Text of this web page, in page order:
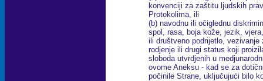
konvenciji za zaštitu ljudskih
Protokolima, ili
(b) navodnu ili očiglednu
spol, rasa, boja kože, jezik,
ili društveno podrijetlo,
rodjenje ili drugi status koji
sloboda utvrdjenih u
ovome Aneksu - kad se za
počinile Strane, uključujući bilo